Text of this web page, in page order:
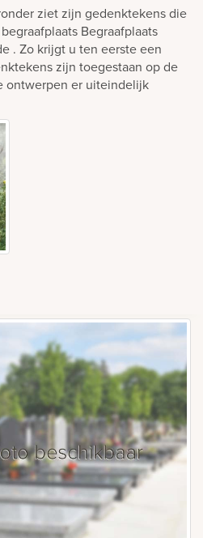
ziet zijn gedenktekens die
Begraafplaats
. Zo krijgt u ten eerste een
zijn toegestaan op de
ontwerpen er uiteindelijk